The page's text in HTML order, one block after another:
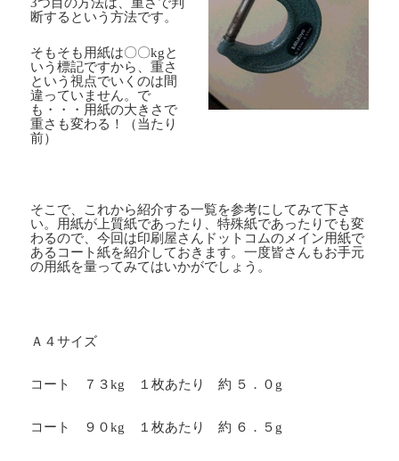
断するという方法です。
そもそも用紙は〇〇kgと
いう標記ですから、重さ
という視点でいくのは間
違っていません。で
も・・・用紙の大きさで
重さも変わる！（当たり
前）
そこで、これから紹介する一覧を参考にしてみて下さ
い。用紙が上質紙であったり、特殊紙であったりでも変
わるので、今回は印刷屋さんドットコムのメイン用紙で
あるコート紙を紹介しておきます。一度皆さんもお手元
の用紙を量ってみてはいかがでしょう。
Ａ４サイズ
コート ７３kg １枚あたり 約 ５．０ g
コート ９０kg １枚あたり 約 ６．５ g